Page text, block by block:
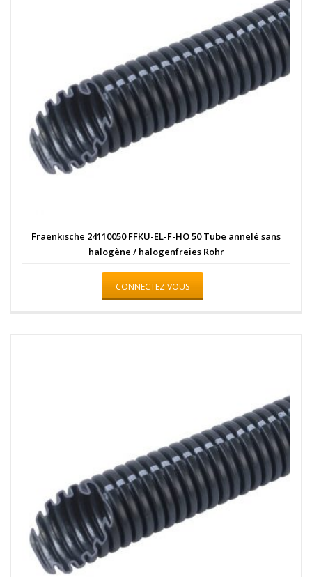
Fraenkische 24110050 FFKU-EL-F-HO 50 Tube annelé sans
halogène / halogenfreies Rohr
CONNECTEZ VOUS